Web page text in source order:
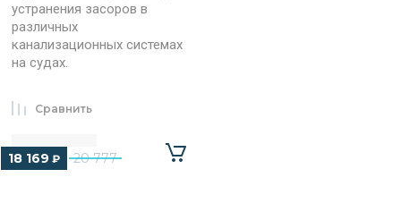
устранения засоров в
различных
канализационных системах
на судах.
20 777
18 169 ₽
Сравнить